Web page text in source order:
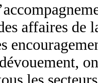
affaires de